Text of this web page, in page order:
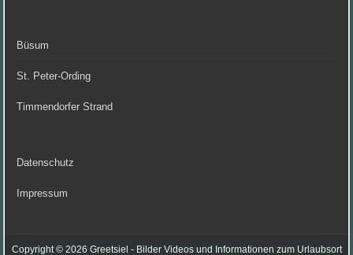
Büsum
St. Peter-Ording
Timmendorfer Strand
Datenschutz
Impressum
Copyright © 2026 Greetsiel - Bilder Videos und Informationen zum Urlaubsort